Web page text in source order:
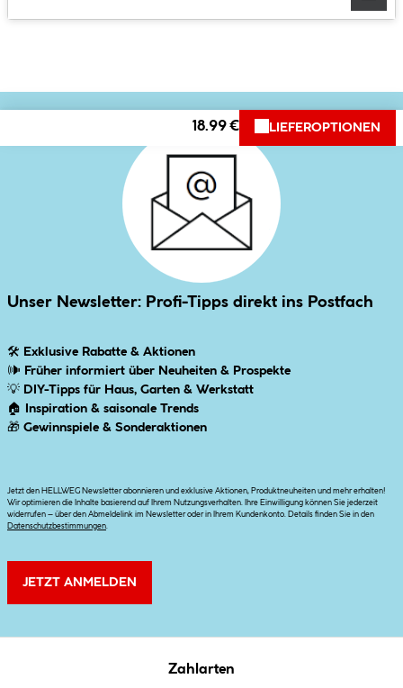
18.99 € LIEFEROPTIONEN
Unser Newsletter: Profi-Tipps direkt ins Postfach
🛠 Exklusive Rabatte & Aktionen
🕪 Früher informiert über Neuheiten & Prospekte
💡 DIY-Tipps für Haus, Garten & Werkstatt
🏠
Inspiration & saisonale Trends
🎁 Gewinnspiele & Sonderaktionen
Jetzt den HELLWEG Newsletter abonnieren und exklusive Aktionen, Produktneuheiten und mehr erhalten!
Wir optimieren die Inhalte basierend auf Ihrem Nutzungsverhalten. Ihre Einwilligung können Sie jederzeit
widerrufen – über den Abmeldelink im Newsletter oder in Ihrem Kundenkonto. Details finden Sie in den
Datenschutzbestimmungen
JETZT ANMELDEN
Zahlarten